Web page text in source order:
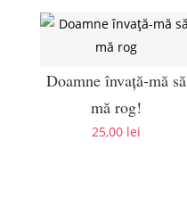
Doamne învaţă-mă să
mă rog!
25,00 lei